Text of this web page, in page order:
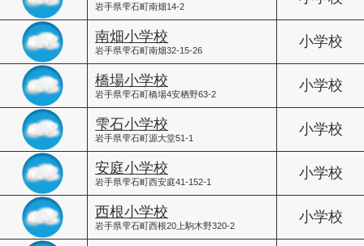
岩手県雫石町南畑14-2
南畑小学校
岩手県雫石町南畑32-15-26
小学校
橋場小学校
岩手県雫石町橋場4安栖野63-2
小学校
雫石小学校
岩手県雫石町源大堂51-1
小学校
安庭小学校
岩手県雫石町西安庭41-152-1
小学校
西根小学校
岩手県雫石町西根20上駒木野320-2
小学校